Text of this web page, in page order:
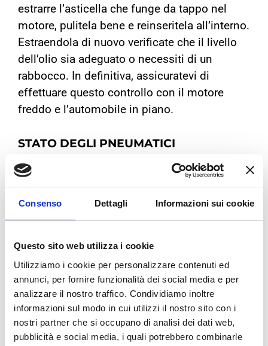
Consenso Dettagli Informazioni sui cookie
Questo sito web utilizza i cookie
Utilizziamo i cookie per personalizzare contenuti ed
annunci, per fornire funzionalità dei social media e per
analizzare il nostro traffico. Condividiamo inoltre
informazioni sul modo in cui utilizzi il nostro sito con i
nostri partner che si occupano di analisi dei dati web,
pubblicità e social media, i quali potrebbero combinarle
estrarre l’asticella che funge da tappo nel
motore, pulitela bene e reinseritela all’interno.
Estraendola di nuovo verificate che il livello
dell’olio sia adeguato o necessiti di un
rabbocco. In definitiva, assicuratevi di
effettuare questo controllo con il motore
freddo e l’automobile in piano.
STATO DEGLI PNEUMATICI
Per quanto riguarda gli pneumatici gli aspetti
Lospessore del battistradaper legge
non deve essere inferiore a 1,6 mm. Uno
espone gli pneumatici a possibili danni.
Con la superficie del battistrada più
sottile diminuirà la resistenza dello
pneumatico ad una foratura, un
battistrada usurato e liscio aumenterà il